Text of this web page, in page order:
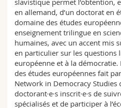
Sciences et médecine
Interfacultaire
Collaborateurs
Doctorants
Webmail
Programme des cours
MyUnifr
slavistique permet l’obtention,
en allemand, d’un doctorat en
domaine des études
enseignement trilingue en
humaines, avec un accent mis
en particulier sur les questions
européenne et à la
des études européennes fait
Network in Democracy Studies
doctorant·e·s inscrit·e·s de
spécialisés et de participer à